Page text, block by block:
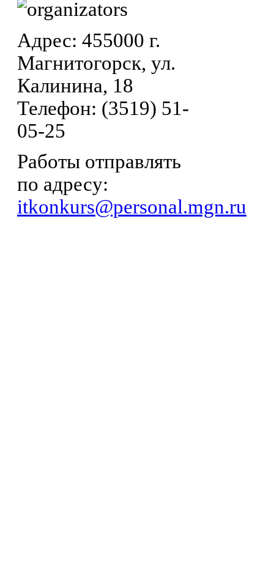
Адрес: 455000 г.
Магнитогорск, ул.
Калинина, 18
Телефон: (3519) 51-
05-25
Работы отправлять
по адресу:
itkonkurs@personal.mgn.ru